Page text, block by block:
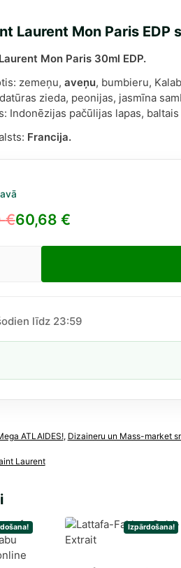
Laurent Mon Paris EDP
Mon Paris 30ml EDP.
zemeņu, aveņu, bumbieru,
zieda, peonijas, jasmīna
Indonēzijas pačūlijas lapas,
Francija.
€60,68 €
Mon
30ml
līdz 23:59
ATLAIDES!, Dizaineru un Mass-market
Laurent
Izpārdošana!